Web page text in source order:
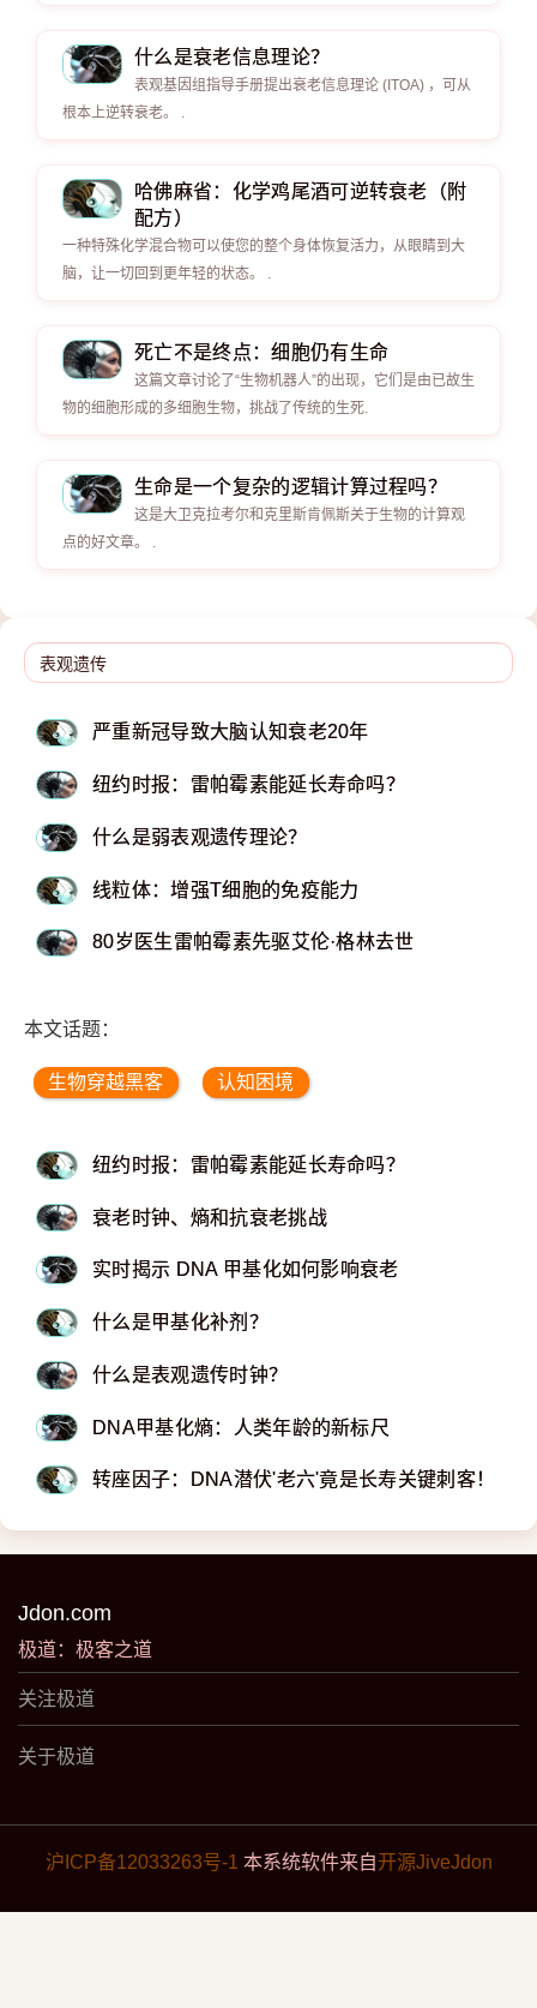
什么是衰老信息理论？
表观基因组指导手册提出衰老信息理论 (ITOA) ，可从
根本上逆转衰老。 .
哈佛麻省：化学鸡尾酒可逆转衰老（附
配方）
一种特殊化学混合物可以使您的整个身体恢复活力，从眼睛到大
脑，让一切回到更年轻的状态。 .
死亡不是终点：细胞仍有生命
这篇文章讨论了“生物机器人”的出现，它们是由已故生
物的细胞形成的多细胞生物，挑战了传统的生死.
生命是一个复杂的逻辑计算过程吗？
这是大卫克拉考尔和克里斯肯佩斯关于生物的计算观
点的好文章。 .
严重新冠导致大脑认知衰老20年
纽约时报：雷帕霉素能延长寿命吗？
什么是弱表观遗传理论？
线粒体：增强T细胞的免疫能力
80岁医生雷帕霉素先驱艾伦·格林去世
本文话题：
生物穿越黑客 认知困境
纽约时报：雷帕霉素能延长寿命吗？
衰老时钟、熵和抗衰老挑战
实时揭示 DNA 甲基化如何影响衰老
什么是甲基化补剂？
什么是表观遗传时钟？
DNA甲基化熵：人类年龄的新标尺
转座因子：DNA潜伏'老六'竟是长寿关键刺客！
Jdon.com
极道：极客之道
关注极道
关于极道
沪ICP备12033263号-1 本系统软件来自开源JiveJdon